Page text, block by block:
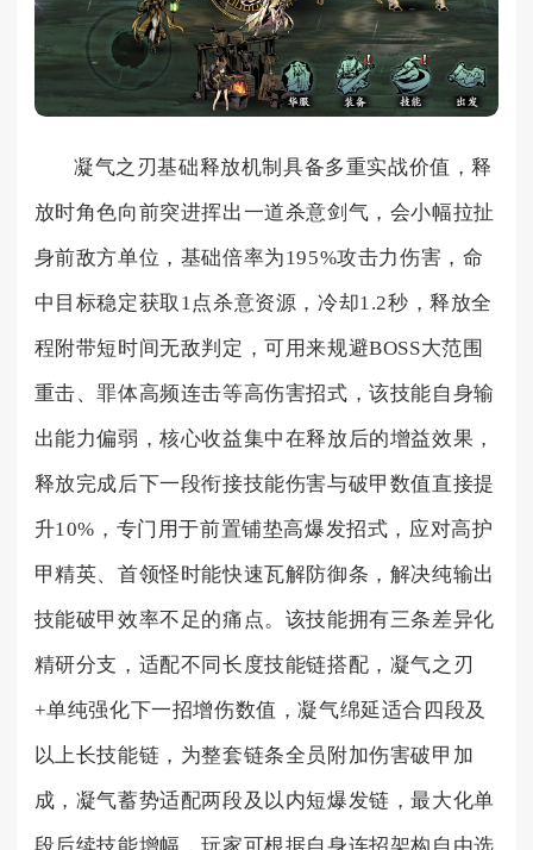
凝气之刃基础释放机制具备多重实战价值，释
放时角色向前突进挥出一道杀意剑气，会小幅拉扯
身前敌方单位，基础倍率为195%攻击力伤害，命
中目标稳定获取1点杀意资源，冷却1.2秒，释放全
程附带短时间无敌判定，可用来规避BOSS大范围
重击、罪体高频连击等高伤害招式，该技能自身输
出能力偏弱，核心收益集中在释放后的增益效果，
释放完成后下一段衔接技能伤害与破甲数值直接提
升10%，专门用于前置铺垫高爆发招式，应对高护
甲精英、首领怪时能快速瓦解防御条，解决纯输出
技能破甲效率不足的痛点。该技能拥有三条差异化
精研分支，适配不同长度技能链搭配，凝气之刃
+单纯强化下一招增伤数值，凝气绵延适合四段及
以上长技能链，为整套链条全员附加伤害破甲加
成，凝气蓄势适配两段及以内短爆发链，最大化单
段后续技能增幅，玩家可根据自身连招架构自由选